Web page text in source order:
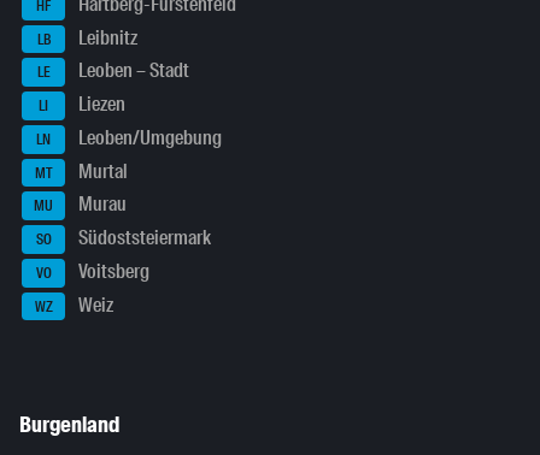
HF
LB Leibnitz
LE Leoben – Stadt
LI Liezen
LN Leoben/Umgebung
MT Murtal
MU Murau
SO Südoststeiermark
VO Voitsberg
WZ Weiz
Burgenland